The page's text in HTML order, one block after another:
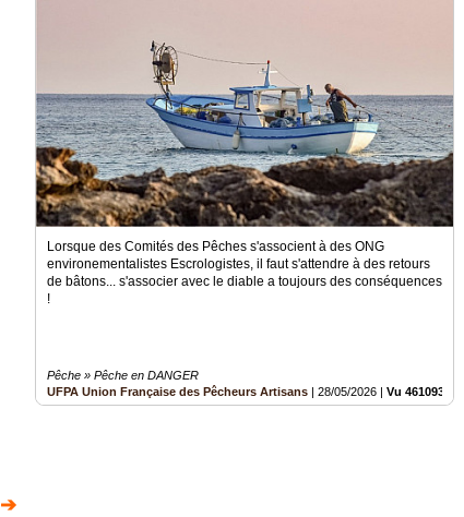
Lorsque des Comités des Pêches s'associent à des ONG
environementalistes Escrologistes, il faut s'attendre à des retours
de bâtons... s'associer avec le diable a toujours des conséquences
!
Pêche » Pêche en DANGER
UFPA Union Française des Pêcheurs Artisans | 28/05/2026 | Vu 461093 fois
➔